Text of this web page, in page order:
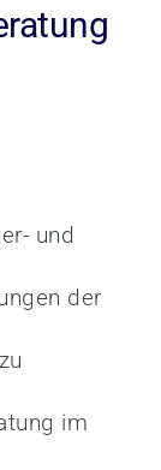
und
der
im